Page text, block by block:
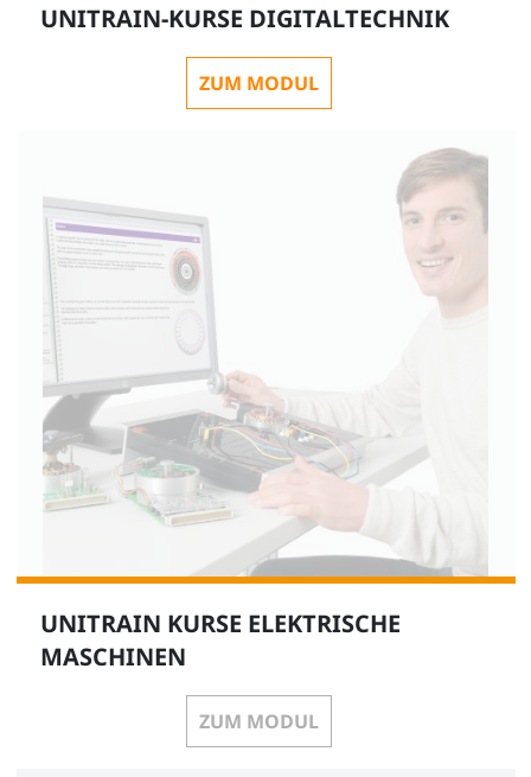
UNITRAIN-KURSE DIGITALTECHNIK
ZUM MODUL
UNITRAIN KURSE ELEKTRISCHE
MASCHINEN
ZUM MODUL